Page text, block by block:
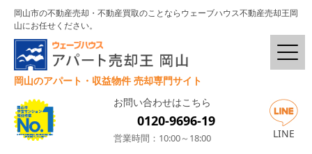
岡山市の不動産売却・不動産買取のことならウェーブハウス不動産売却王岡
山にお任せください。
岡山のアパート・収益物件 売却専門サイト
お問い合わせはこちら
0120-9696-19
営業時間：10:00～18:00 LINE